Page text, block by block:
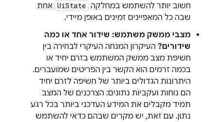
חשוב יותר להשתמש במחלקה UiState אחת
שבה כל המאפיינים זמינים באופן מיידי.
מצבי ממשק משתמש: שידור אחד או כמה
שידורים? העיקרון המנחה העיקרי לבחירה בין
חשיפת מצב ממשק המשתמש בזרם יחיד או
בכמה זרמים הוא הקשר בין הפריטים שמועברים.
היתרונות הגדולים ביותר של חשיפה לזרם יחיד
הם נוחות ועקביות נתונים: הצרכנים של המצב
תמיד מקבלים את המידע העדכני ביותר בכל רגע
נתון. עם זאת, יש מקרים שבהם כדאי להשתמש